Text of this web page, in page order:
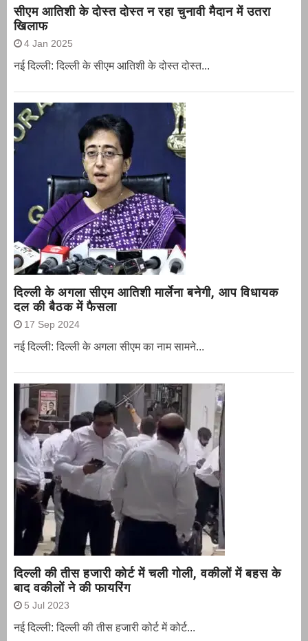
सीएम आतिशी के दोस्त दोस्त न रहा चुनावी मैदान में उतरा
खिलाफ
4 Jan 2025
नई दिल्ली: दिल्ली के सीएम आतिशी के दोस्त दोस्त...
दिल्ली के अगला सीएम आतिशी मार्लेना बनेगी, आप विधायक
दल की बैठक में फैसला
17 Sep 2024
नई दिल्ली: दिल्ली के अगला सीएम का नाम सामने...
दिल्ली की तीस हजारी कोर्ट में चली गोली, वकीलों में बहस के
बाद वकीलों ने की फायरिंग
5 Jul 2023
नई दिल्ली: दिल्ली की तीस हजारी कोर्ट में कोर्ट...